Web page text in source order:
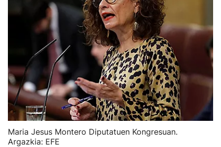
Maria Jesus Montero Diputatuen Kongresuan.
Argazkia: EFE